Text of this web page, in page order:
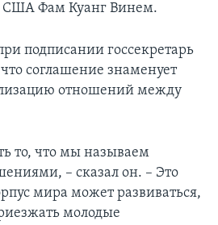
США Фам Куанг Винем.
подписании госсекретарь
соглашение знаменует
отношений между
то, что мы называем
– сказал он. – Это
мира может развиваться,
молодые